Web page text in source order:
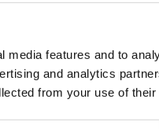
features and to
and analytics
from your use of